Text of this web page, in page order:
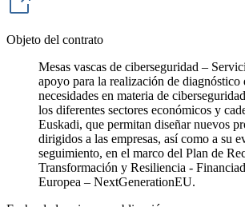
Objeto del contrato
Mesas vascas de ciberseguridad –
apoyo para la realización de diagnóstico
necesidades en materia de
los diferentes sectores económicos y
Euskadi, que permitan diseñar nuevos
dirigidos a las empresas, así como a su
seguimiento, en el marco del Plan de
Transformación y Resiliencia -
Europea – NextGenerationEU.